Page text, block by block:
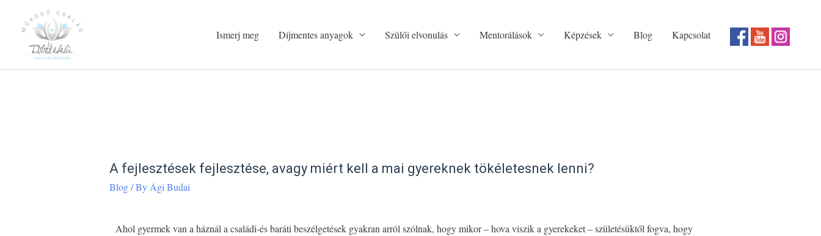
Ismerj meg Díjmentes anyagok Szülői elvonulás Mentorálások Képzések Blog Kapcsolat
A fejlesztések fejlesztése, avagy miért kell a mai gyereknek tökéletesnek lenni?
Blog/ By Ági Budai
Ahol gyermek van a háznál a családi-és baráti beszélgetések gyakran arról szólnak, hogy mikor – hova viszik a gyerekeket – születésüktől fogva, hogy